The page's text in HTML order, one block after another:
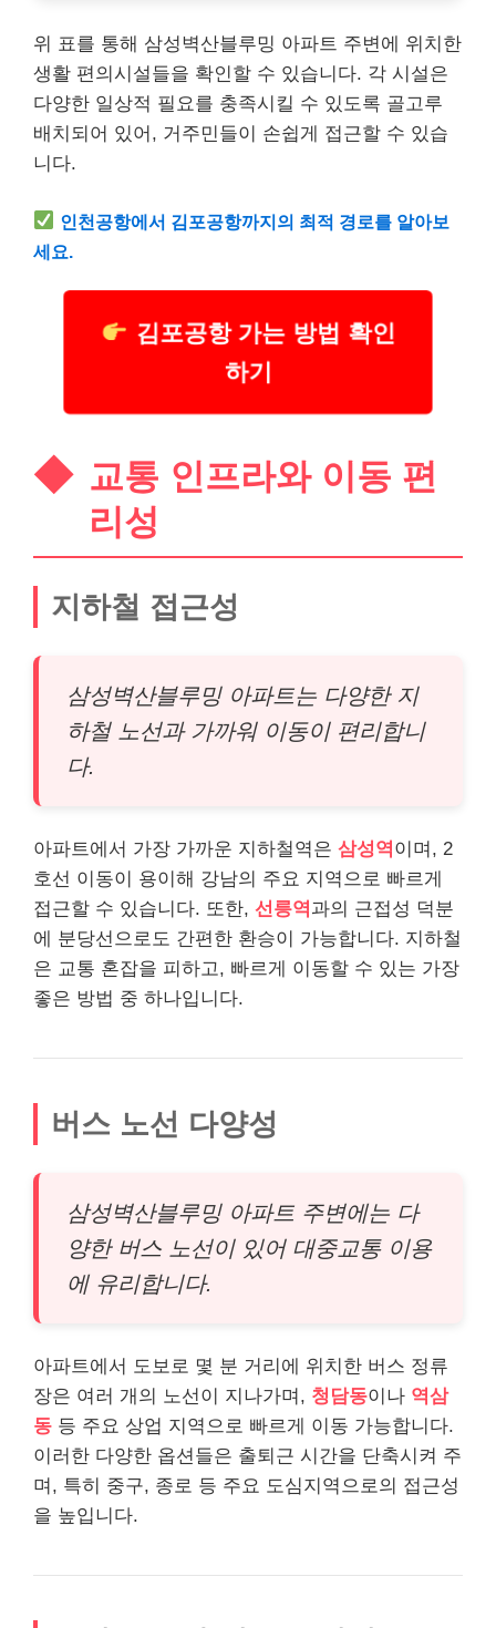
위 표를 통해 삼성벽산블루밍 아파트 주변에 위치한
생활 편의시설들을 확인할 수 있습니다. 각 시설은
다양한 일상적 필요를 충족시킬 수 있도록 골고루
배치되어 있어, 거주민들이 손쉽게 접근할 수 있습
니다.
인천공항에서 김포공항까지의 최적 경로를 알아보
세요.
김포공항 가는 방법 확인
하기
교통 인프라와 이동 편
리성
지하철 접근성
삼성벽산블루밍 아파트는 다양한 지
하철 노선과 가까워 이동이 편리합니
다.
아파트에서 가장 가까운 지하철역은 삼성역 이며, 2
호선 이동이 용이해 강남의 주요 지역으로 빠르게
접근할 수 있습니다. 또한, 선릉역 과의 근접성 덕분
에 분당선으로도 간편한 환승이 가능합니다. 지하철
은 교통 혼잡을 피하고, 빠르게 이동할 수 있는 가장
좋은 방법 중 하나입니다.
버스 노선 다양성
삼성벽산블루밍 아파트 주변에는 다
양한 버스 노선이 있어 대중교통 이용
에 유리합니다.
아파트에서 도보로 몇 분 거리에 위치한 버스 정류
장은 여러 개의 노선이 지나가며, 청담동이나 역삼
동 등 주요 상업 지역으로 빠르게 이동 가능합니다.
이러한 다양한 옵션들은 출퇴근 시간을 단축시켜 주
며, 특히 중구, 종로 등 주요 도심지역으로의 접근성
을 높입니다.